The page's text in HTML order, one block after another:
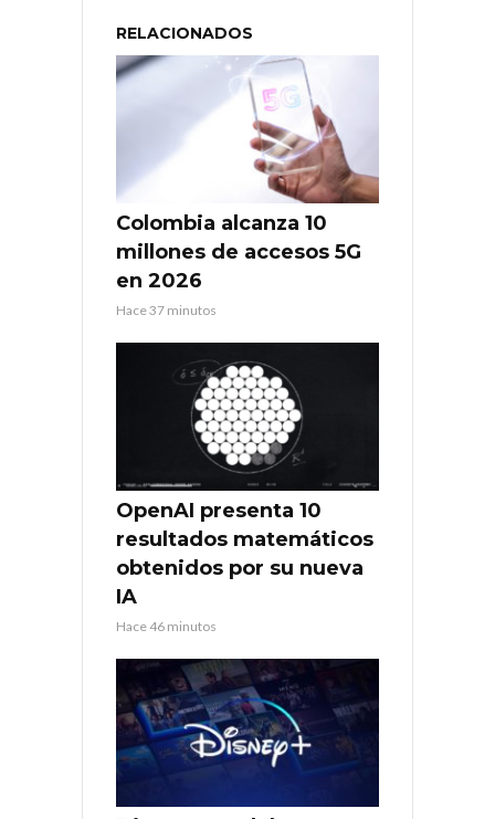
RELACIONADOS
Colombia alcanza 10
millones de accesos 5G
en 2026
Hace 37 minutos
OpenAI presenta 10
resultados matemáticos
obtenidos por su nueva
IA
Hace 46 minutos